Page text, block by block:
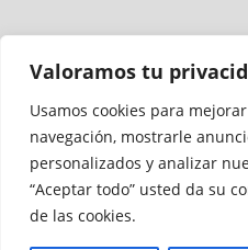
Valoramos tu
Usamos cookies para
navegación, mostrarle
personalizados y analizar
“Aceptar todo” usted da su
de las cookies.
Medio auditado